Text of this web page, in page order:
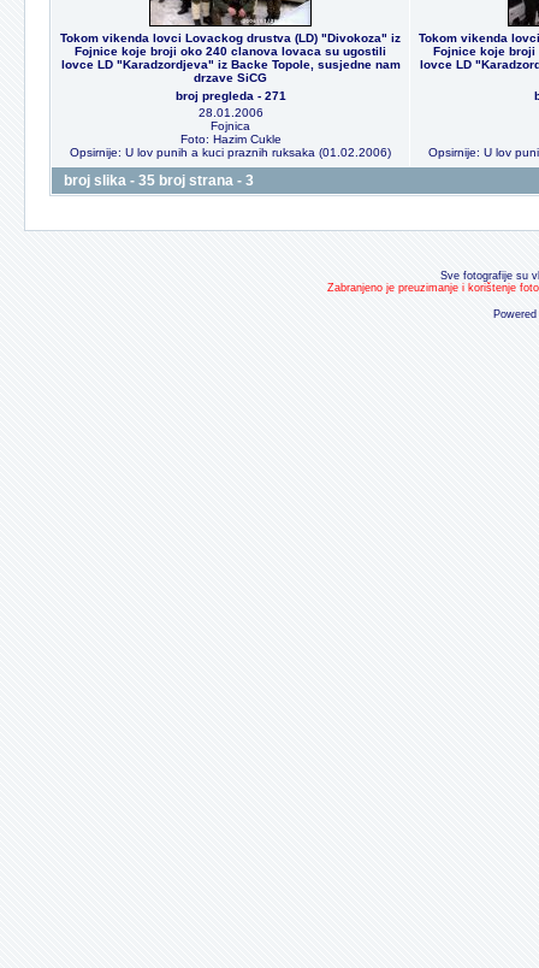
Tokom vikenda lovci Lovackog drustva (LD) "Divokoza" iz
Fojnice koje broji oko 240 clanova lovaca su ugostili
lovce LD "Karadzordjeva" iz Backe Topole, susjedne nam
drzave SiCG
broj pregleda - 271
28.01.2006
Fojnica
Foto: Hazim Cukle
Opsirnije: U lov punih a kuci praznih ruksaka (01.02.2006)
Tokom vikenda
Fojnice koje broji
lovce LD
Opsirnije: U lov
broj slika - 35 broj strana - 3
Sve fotografije su
Zabranjeno je preuzimanje i korištenje